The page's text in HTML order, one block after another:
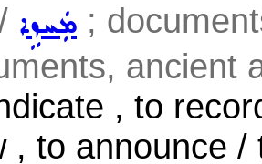
ܡܲܚܙܹܐ ;
ancient
, to
, to announce